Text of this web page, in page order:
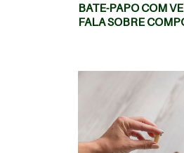
BATE-PAPO COM
FALA SOBRE